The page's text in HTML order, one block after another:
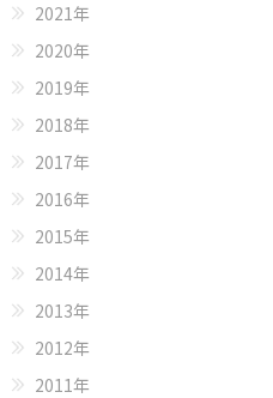
2021年
2020年
2019年
2018年
2017年
2016年
2015年
2014年
2013年
2012年
2011年